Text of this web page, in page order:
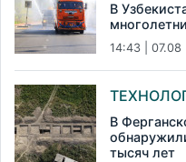
В
14:43 | 07.08
В
тысяч лет